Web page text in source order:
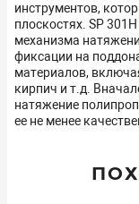
инструментов,
плоскостях. SР
механизма
фиксации на
материалов,
кирпич и т.д.
натяжение
ее не менее